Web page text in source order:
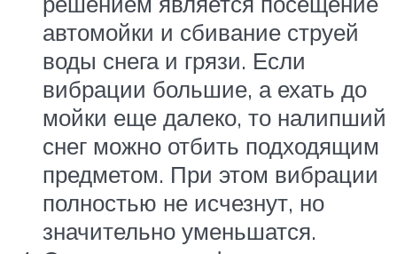
автомойки и сбивание струей
воды снега и грязи. Если
вибрации большие, а ехать до
мойки еще далеко, то налипший
снег можно отбить подходящим
предметом. При этом вибрации
полностью не исчезнут, но
значительно уменьшатся.